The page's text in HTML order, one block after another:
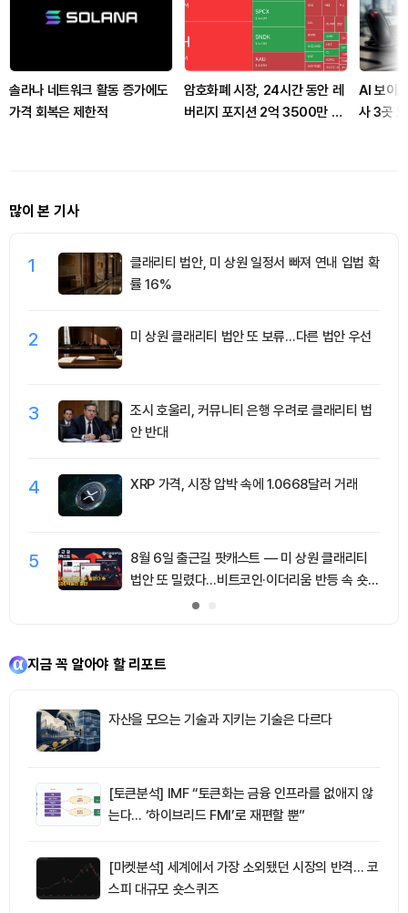
솔라나 네트워크 활동 증가에도
가격 회복은 제한적
암호화폐 시장, 24시간 동안 레
버리지 포지션 2억 3500만 달
AI 보이
사 3곳
많이 본 기사
1
클래리티 법안, 미 상원 일정서 빠져 연내 입법 확
률 16%
2 미 상원 클래리티 법안 또 보류…다른 법안 우선
3
조시 호울리, 커뮤니티 은행 우려로 클래리티 법
안 반대
4 XRP 가격, 시장 압박 속에 1.0668달러 거래
5
8월 6일 출근길 팟캐스트 — 미 상원 클래리티
법안 또 밀렸다…비트코인·이더리움 반등 속 숏
청산 2.35억달러
지금 꼭 알아야 할 리포트
자산을 모으는 기술과 지키는 기술은 다르다
[토큰분석] IMF “토큰화는 금융 인프라를 없애지 않
는다… ‘하이브리드 FMI’로 재편할 뿐”
[마켓분석] 세계에서 가장 소외됐던 시장의 반격… 코
스피 대규모 숏스퀴즈